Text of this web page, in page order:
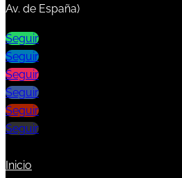
Av. de España)
Seguir
Seguir
Seguir
Seguir
Seguir
Seguir
Inicio